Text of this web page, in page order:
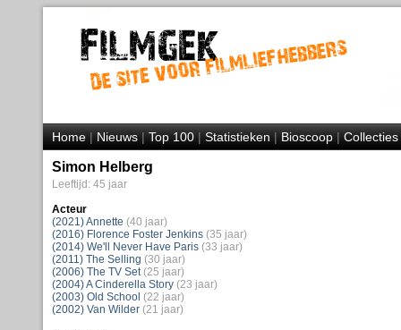
Home|Nieuws|Top 100|Statistieken|Bioscoop|Collecties
Simon Helberg
Leeftijd: 45 jaar
Acteur
(2021) Annette (40 jaar)
(2016) Florence Foster Jenkins (35 jaar)
(2014) We'll Never Have Paris (33 jaar)
(2011) The Selling (30 jaar)
(2006) The TV Set (25 jaar)
(2004) A Cinderella Story (23 jaar)
(2003) Old School (22 jaar)
(2002) Van Wilder (21 jaar)